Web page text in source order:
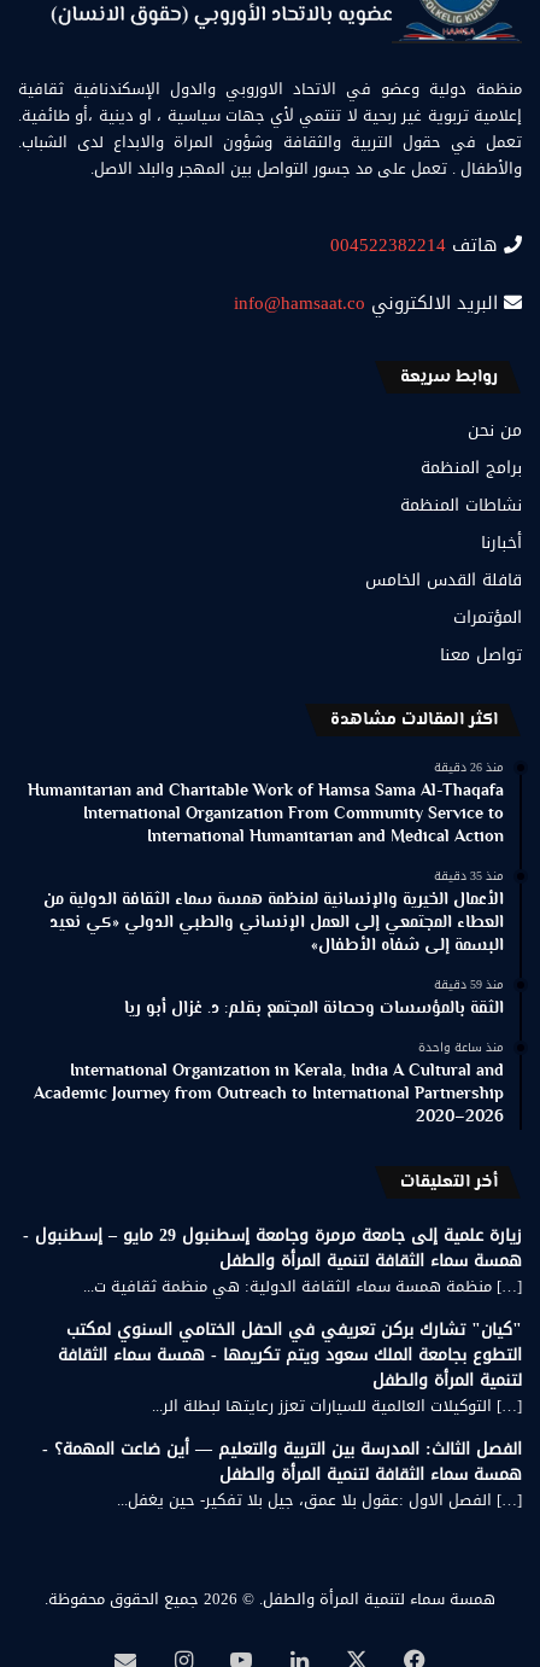
منظمة دولية وعضو في الاتحاد الاوروبي والدول الإسكندنافية ثقافية
إعلامية تربوية غير ربحية لا تنتمي لأي جهات سياسية ، او دينية ،أو طائفية.
تعمل في حقول التربية والثقافة وشؤون المراة والابداع لدى الشباب.
والأطفال . تعمل على مد جسور التواصل بين المهجر والبلد الاصل.
هاتف 004522382214
البريد الالكتروني info@hamsaat.co
روابط سريعة
من نحن
برامج المنظمة
نشاطات المنظمة
أخبارنا
قافلة القدس الخامس
المؤتمرات
تواصل معنا
اكثر المقالات مشاهدة
منذ 26 دقيقة
Humanitarian and Charitable Work of Hamsa Sama Al-Thaqafa
International Organization From Community Service to
International Humanitarian and Medical Action
منذ 35 دقيقة
الأعمال الخيرية والإنسانية لمنظمة همسة سماء الثقافة الدولية من
العطاء المجتمعي إلى العمل الإنساني والطبي الدولي «كي نعيد
البسمة إلى شفاه الأطفال»
منذ 59 دقيقة
الثقة بالمؤسسات وحصانة المجتمع بقلم: د. غزال أبو ريا
منذ ساعة واحدة
International Organization in Kerala, India A Cultural and
Academic Journey from Outreach to International Partnership
2020–2026
أخر التعليقات
زيارة علمية إلى جامعة مرمرة وجامعة إسطنبول 29 مايو – إسطنبول -
همسة سماء الثقافة لتنمية المرأة والطفل
[…] منظمة همسة سماء الثقافة الدولية: هي منظمة ثقافية ت...
"كيان" تشارك بركن تعريفي في الحفل الختامي السنوي لمكتب
التطوع بجامعة الملك سعود ويتم تكريمها - همسة سماء الثقافة
لتنمية المرأة والطفل
[…] التوكيلات العالمية للسيارات تعزز رعايتها لبطلة الر...
الفصل الثالث: المدرسة بين التربية والتعليم — أين ضاعت المهمة؟ -
همسة سماء الثقافة لتنمية المرأة والطفل
[…] الفصل الاول :عقول بلا عمق، جيل بلا تفكير- حين يغفل...
همسة سماء لتنمية المرأة والطفل. © 2026 جميع الحقوق محفوظة.
فيسبوك لينكدإن‫YouTubeانستقرام